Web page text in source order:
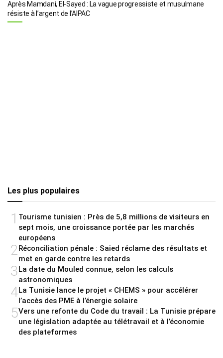
Après Mamdani, El-Sayed : La vague progressiste et musulmane
résiste à l’argent de l’AIPAC
Les plus populaires
1 Tourisme tunisien : Près de 5,8 millions de visiteurs en
sept mois, une croissance portée par les marchés
européens
2Réconciliation pénale : Saied réclame des résultats et
met en garde contre les retards
3La date du Mouled connue, selon les calculs
astronomiques
4La Tunisie lance le projet « CHEMS » pour accélérer
l’accès des PME à l’énergie solaire
5Vers une refonte du Code du travail : La Tunisie prépare
une législation adaptée au télétravail et à l’économie
des plateformes